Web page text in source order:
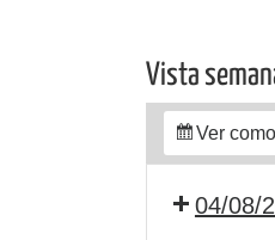
Vista
Ver como
04/08/